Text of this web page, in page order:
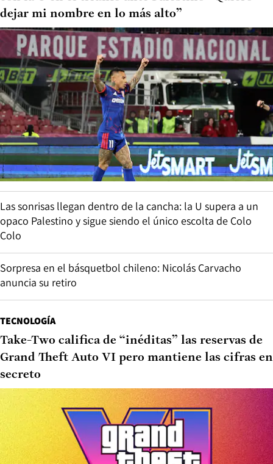
dejar mi nombre en lo más alto”
Las sonrisas llegan dentro de la cancha: la U supera a un
opaco Palestino y sigue siendo el único escolta de Colo
Colo
Sorpresa en el básquetbol chileno: Nicolás Carvacho
anuncia su retiro
TECNOLOGÍA
Take-Two califica de “inéditas” las reservas de
Grand Theft Auto VI pero mantiene las cifras en
secreto